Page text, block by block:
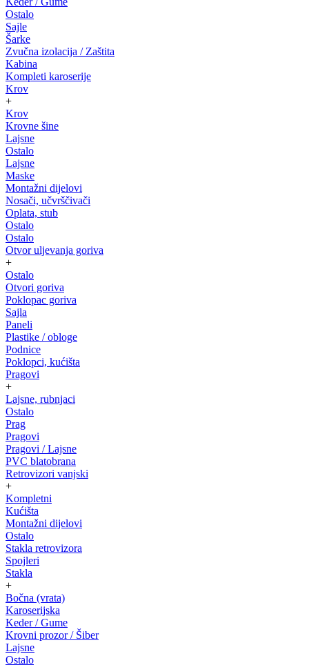
Ostalo
Sajle
Šarke
Zvučna izolacija / Zaštita
Kabina
Kompleti karoserije
Krov
+
Krov
Krovne šine
Lajsne
Ostalo
Lajsne
Maske
Montažni dijelovi
Nosači, učvrščivači
Oplata, stub
Ostalo
Ostalo
Otvor uljevanja goriva
+
Ostalo
Otvori goriva
Poklopac goriva
Sajla
Paneli
Plastike / obloge
Podnice
Poklopci, kućišta
Pragovi
+
Lajsne, rubnjaci
Ostalo
Prag
Pragovi
Pragovi / Lajsne
PVC blatobrana
Retrovizori vanjski
+
Kompletni
Kućišta
Montažni dijelovi
Ostalo
Stakla retrovizora
Spojleri
Stakla
+
Bočna (vrata)
Karoserijska
Keder / Gume
Krovni prozor / Šiber
Lajsne
Ostalo